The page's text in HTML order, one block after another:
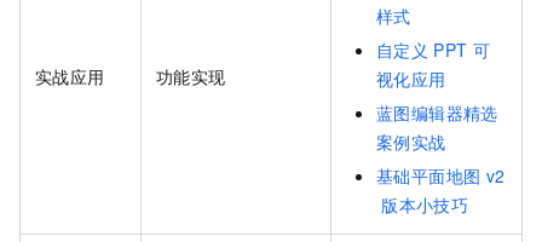
实战应用 功能实现
样式
自定义 PPT 可
视化应用
蓝图编辑器精选
案例实战
基础平面地图 v2
版本小技巧